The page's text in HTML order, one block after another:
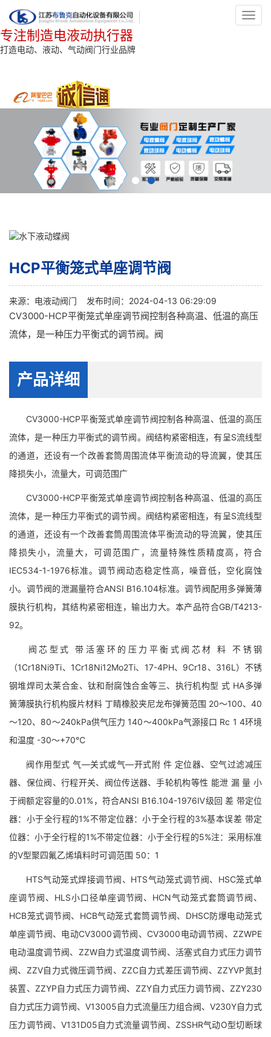
专注制造电液动执行器
打造电动、液动、气动阀门行业品牌
HCP平衡笼式单座调节阀
来源： 电液动阀门 发布时间：2024-04-13 06:29:09
CV3000-HCP平衡笼式单座调节阀控制各种高温、低温的高压
流体，是一种压力平衡式的调节阀。阀
产品详细
CV3000-HCP平衡笼式单座调节阀控制各种高温、低温的高压
流体，是一种压力平衡式的调节阀。阀结构紧密相连，有呈S流线型
的通道，还设有一个改善套筒周围流体平衡流动的导流翼，使其压
降损失小，流量大，可调范围广
CV3000-HCP平衡笼式单座调节阀控制各种高温、低温的高压
流体，是一种压力平衡式的调节阀。阀结构紧密相连，有呈S流线型
的通道，还设有一个改善套筒周围流体平衡流动的导流翼，使其压
降损失小，流量大，可调范围广，流量特殊性质精度高，符合
IEC534-1-1976标准。调节阀动态稳定性高，噪音低，空化腐蚀
小。调节阀的泄漏量符合ANSI B16.104标准。调节阀配用多弹簧薄
膜执行机构，其结构紧密相连，输出力大。本产品符合GB/T4213-
92。
阀芯型式 带活塞环的压力平衡式阀芯材 料 不锈钢
（1Cr18Ni9Ti、1Cr18Ni12Mo2Ti、17-4PH、9Cr18、316L）不锈
钢堆焊司太莱合金、钛和耐腐蚀合金等三、执行机构型 式 HA多弹
簧薄膜执行机构膜片材料 丁睛橡胶夹尼龙布弹簧范围 20～100、40
～120、80～240kPa供气压力 140～400kPa气源接口 Rc 1 4环境
和温度 -30～+70℃
阀作用型式 气—关式或气—开式附 件 定位器、空气过滤减压
器、保位阀、行程开关、阀位传送器、手轮机构等性 能泄 漏 量 小
于阀额定容量的0.01%，符合ANSI B16.104-1976Ⅳ级回 差 带定位
器：小于全行程的1%不带定位器：小于全行程的3%基本误差 带定
位器：小于全行程的1%不带定位器：小于全行程的5%注：采用标准
的V型聚四氟乙烯填料时可调范围 50：1
HTS气动笼式焊接调节阀、HTS气动笼式调节阀、HSC笼式单
座调节阀、HLS小口径单座调节阀、HCN气动笼式套筒调节阀、
HCB笼式调节阀、HCB气动笼式套筒调节阀、DHSC防爆电动笼式
单座调节阀、电动CV3000调节阀、CV3000电动调节阀、ZZWPE
电动温度调节阀、ZZW自力式温度调节阀、活塞式自力式压力调节
阀、ZZV自力式微压调节阀、ZZC自力式差压调节阀、ZZYVP氮封
装置、ZZYP自力式压力调节阀、ZZY自力式压力调节阀、ZZY230
自力式压力调节阀、V13005自力式流量压力组合阀、V230Y自力式
压力调节阀、V131D05自力式流量调节阀、ZSSHR气动O型切断球